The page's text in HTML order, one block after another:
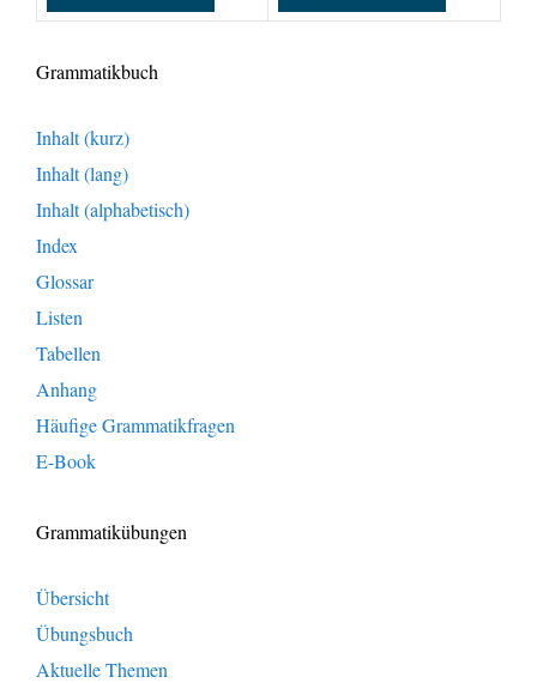
Grammatikbuch
Inhalt (kurz)
Inhalt (lang)
Inhalt (alphabetisch)
Index
Glossar
Listen
Tabellen
Anhang
Häufige Grammatikfragen
E-Book
Grammatikübungen
Übersicht
Übungsbuch
Aktuelle Themen